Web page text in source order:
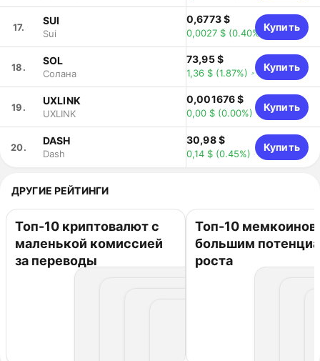
17.
SUI
Sui
0,6773 $
0,0027 $ (0.40%)
Купить
18.
SOL
Солана
73,95 $
1,36 $ (1.87%)
Купить
19.
UXLINK
UXLINK
0,001676 $
0,00 $ (0.00%)
Купить
20.
DASH
Dash
30,98 $
0,14 $ (0.45%)
Купить
ДРУГИЕ РЕЙТИНГИ
Топ-10 криптовалют с
маленькой комиссией
за переводы
Топ-10 мемкоинов
большим
роста